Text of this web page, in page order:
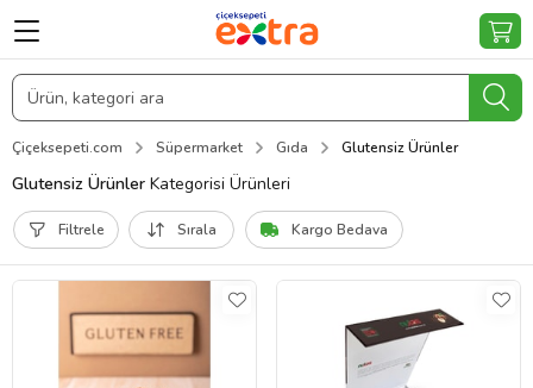
Çiçeksepeti.com Süpermarket Gıda Glutensiz Ürünler
Glutensiz Ürünler Kategorisi Ürünleri
Filtrele Sırala Kargo Bedava